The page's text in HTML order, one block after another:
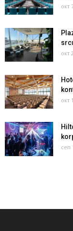
окт
окт
окт
сеп